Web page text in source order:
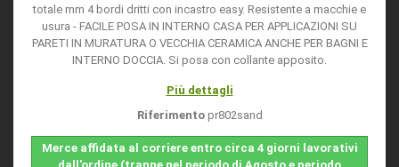
totale mm 4 bordi dritti con incastro easy. Resistente a macchie e
usura - FACILE POSA IN INTERNO CASA PER APPLICAZIONI SU
PARETI IN MURATURA O VECCHIA CERAMICA ANCHE PER BAGNI E
INTERNO DOCCIA. Si posa con collante apposito.
Più dettagli
Riferimento pr802sand
Merce affidata al corriere entro circa 4 giorni lavorativi